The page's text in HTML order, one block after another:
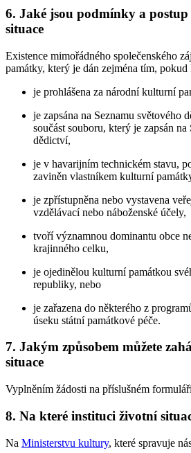
6. Jaké jsou podmínky a
situace
Existence mimořádného společenského
památky, který je dán zejména tím,
je prohlášena za národní kulturní
je zapsána na Seznamu světového
součást souboru, který je zapsán na
dědictví,
je v havarijním technickém stavu,
zaviněn vlastníkem kulturní
je zpřístupněna nebo vystavena
vzdělávací nebo náboženské účely,
tvoří významnou dominantu obce
krajinného celku,
je ojedinělou kulturní památkou
republiky, nebo
je zařazena do některého z
úseku státní památkové péče.
7. Jakým způsobem můžete
situace
Vyplněním žádosti na příslušném
8. Na které instituci životní
Na Ministerstvu kultury, které spravuje